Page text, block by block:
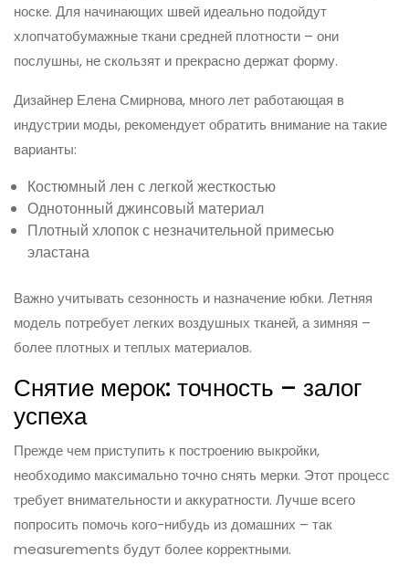
носке. Для начинающих швей идеально подойдут
хлопчатобумажные ткани средней плотности – они
послушны, не скользят и прекрасно держат форму.
Дизайнер Елена Смирнова, много лет работающая в
индустрии моды, рекомендует обратить внимание на такие
варианты:
Костюмный лен с легкой жесткостью
Однотонный джинсовый материал
Плотный хлопок с незначительной примесью
эластана
Важно учитывать сезонность и назначение юбки. Летняя
модель потребует легких воздушных тканей, а зимняя –
более плотных и теплых материалов.
Снятие мерок: точность – залог
успеха
Прежде чем приступить к построению выкройки,
необходимо максимально точно снять мерки. Этот процесс
требует внимательности и аккуратности. Лучше всего
попросить помочь кого-нибудь из домашних – так
measurements будут более корректными.